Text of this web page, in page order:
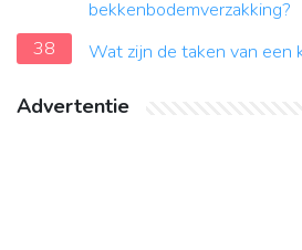
bekkenbodemverzakking?
38
Wat zijn de taken van een
Advertentie